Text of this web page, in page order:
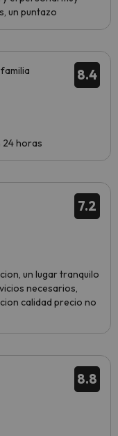
un puntazo
8.4
24 horas
7.2
un lugar tranquilo
necesarios,
calidad precio no
8.8